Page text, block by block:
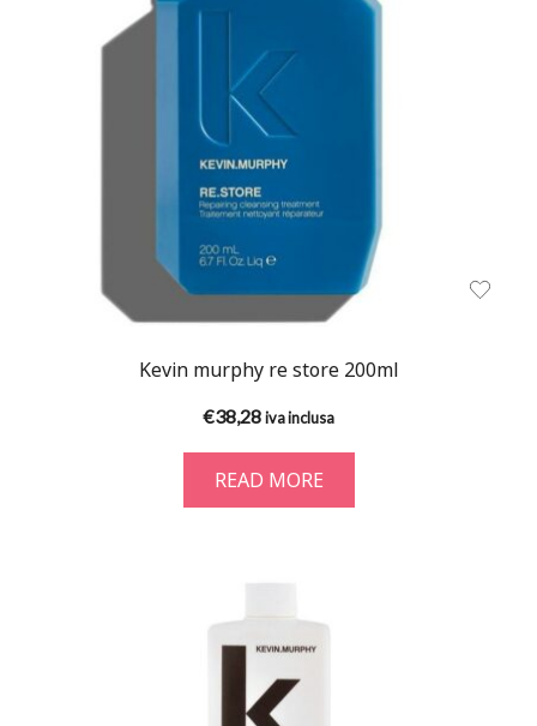
Kevin murphy re store 200ml
€38,28iva inclusa
READ MORE